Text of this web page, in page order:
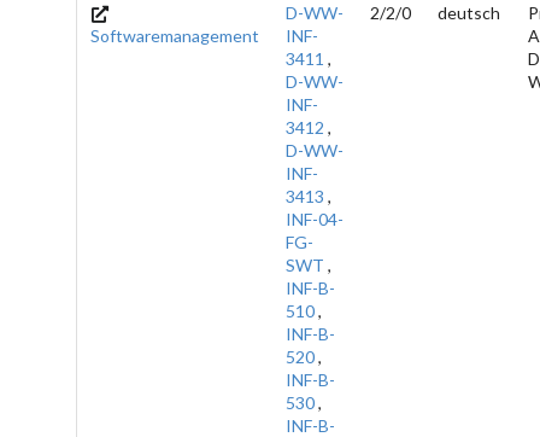
Softwaremanagement
D-WW-
INF-
3411 ,
D-WW-
INF-
3412 ,
D-WW-
INF-
3413 ,
INF-04-
FG-
SWT ,
INF-B-
510,
INF-B-
520,
INF-B-
530,
INF-B-
2/2/0 deutsch